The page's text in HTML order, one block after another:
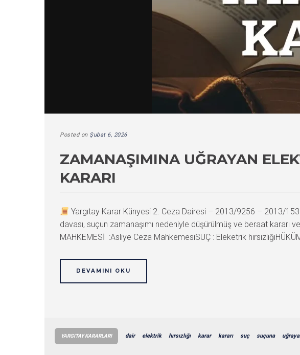
Posted on Şubat 6, 2026
ZAMANAŞIMINA UĞRAYAN
KARARI
Yargıtay Karar Künyesi 2. Ceza Dairesi – 2013/9256 – 2013/
davası, suçun zamanaşımı nedeniyle düşürülmüş ve beraat
MAHKEMESİ :Asliye Ceza MahkemesiSUÇ : Eleketrik
DEVAMINI OKU
YARGITAY KARARLARI dair elektrik hırsızlığı karar kararı suç suçuna